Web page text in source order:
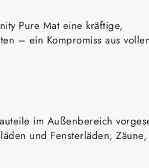
Pure Mat eine kräftige,
– ein Kompromiss aus
im Außenbereich
und Fensterläden, Zäune,